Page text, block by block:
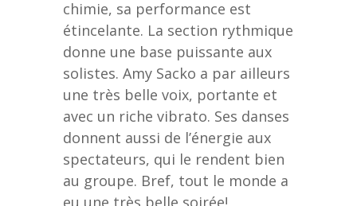
chimie, sa performance est
étincelante. La section rythmique
donne une base puissante aux
solistes. Amy Sacko a par ailleurs
une très belle voix, portante et
avec un riche vibrato. Ses danses
donnent aussi de l’énergie aux
spectateurs, qui le rendent bien
au groupe. Bref, tout le monde a
eu une très belle soirée!